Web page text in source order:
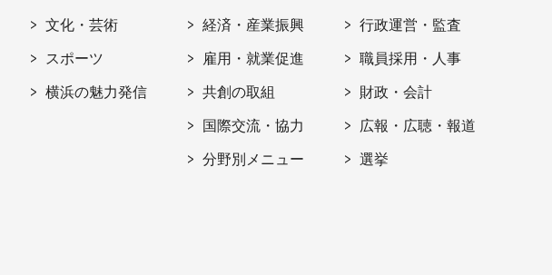
文化・芸術
スポーツ
横浜の魅力発信
経済・産業振興
雇用・就業促進
共創の取組
国際交流・協力
分野別メニュー
行政運営・監査
職員採用・人事
財政・会計
広報・広聴・報道
選挙